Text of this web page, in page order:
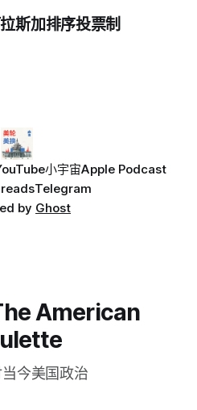
斯加排序投票制
小宇宙Apple Podcast
Telegram
by Ghost
American
今美国政治